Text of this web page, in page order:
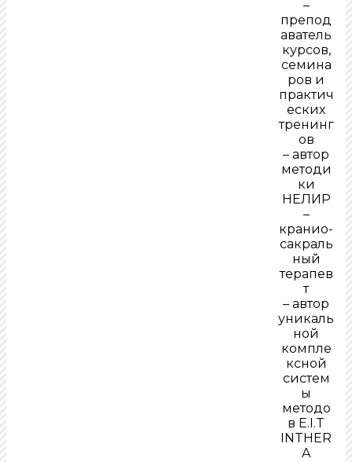
–
препод
аватель
курсов,
семина
ров и
практич
еских
тренинг
ов
– автор
методи
ки
НЕЛИР
–
кранио-
сакраль
ный
терапев
т
– автор
уникаль
ной
компле
ксной
систем
ы
методо
в E.I.T
INTHER
A